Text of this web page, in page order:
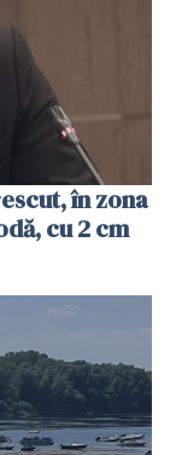
în zona
cu 2 cm